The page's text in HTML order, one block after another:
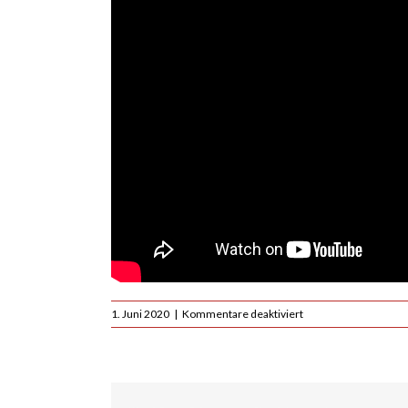
1. Juni 2020 | Kommentare deaktiviertfür
Bewegen